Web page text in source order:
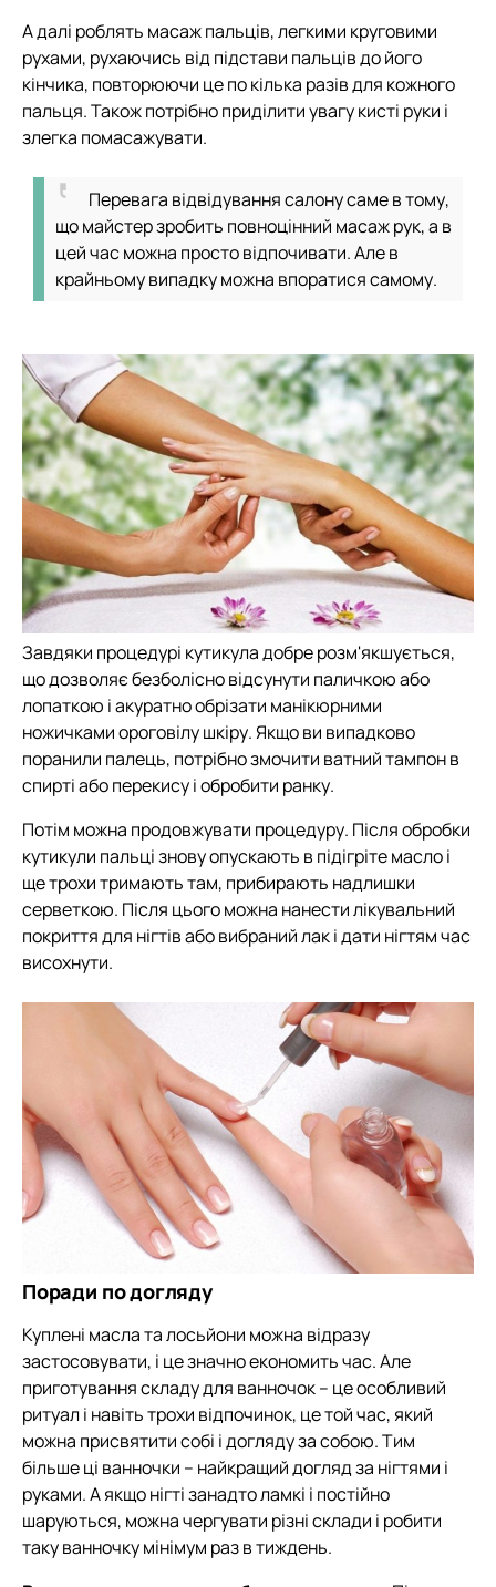
А далі роблять масаж пальців, легкими круговими
рухами, рухаючись від підстави пальців до його
кінчика, повторюючи це по кілька разів для кожного
пальця. Також потрібно приділити увагу кисті руки і
злегка помасажувати.
Перевага відвідування салону саме в тому,
що майстер зробить повноцінний масаж рук, а в
цей час можна просто відпочивати. Але в
крайньому випадку можна впоратися самому.
Завдяки процедурі кутикула добре розм'якшується,
що дозволяє безболісно відсунути паличкою або
лопаткою і акуратно обрізати манікюрними
ножичками ороговілу шкіру. Якщо ви випадково
поранили палець, потрібно змочити ватний тампон в
спирті або перекису і обробити ранку.
Потім можна продовжувати процедуру. Після обробки
кутикули пальці знову опускають в підігріте масло і
ще трохи тримають там, прибирають надлишки
серветкою. Після цього можна нанести лікувальний
покриття для нігтів або вибраний лак і дати нігтям час
висохнути.
Поради по догляду
Куплені масла та лосьйони можна відразу
застосовувати, і це значно економить час. Але
приготування складу для ванночок – це особливий
ритуал і навіть трохи відпочинок, це той час, який
можна присвятити собі і догляду за собою. Тим
більше ці ванночки – найкращий догляд за нігтями і
руками. А якщо нігті занадто ламкі і постійно
шаруються, можна чергувати різні склади і робити
таку ванночку мінімум раз в тиждень.